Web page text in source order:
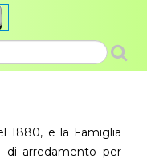
1880, e la Famiglia
di arredamento per